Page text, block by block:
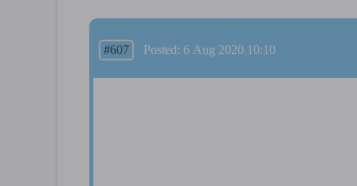
#607 Posted: 6 Aug 2020 10:10